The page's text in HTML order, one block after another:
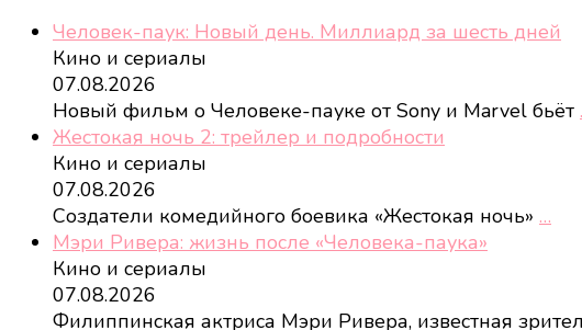
Человек-паук: Новый день. Миллиард за шесть дней
Кино и сериалы
07.08.2026
Новый фильм о Человеке-пауке от Sony и Marvel бьёт
Жестокая ночь 2: трейлер и подробности
Кино и сериалы
07.08.2026
Создатели комедийного боевика «Жестокая ночь» …
Мэри Ривера: жизнь после «Человека-паука»
Кино и сериалы
07.08.2026
Филиппинская актриса Мэри Ривера, известная